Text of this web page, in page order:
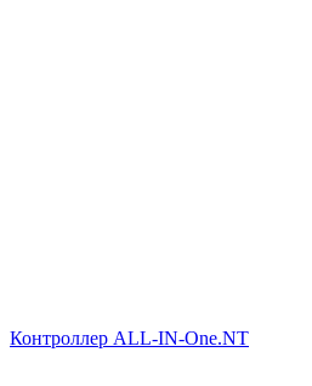
Контроллер ALL-IN-One.NT